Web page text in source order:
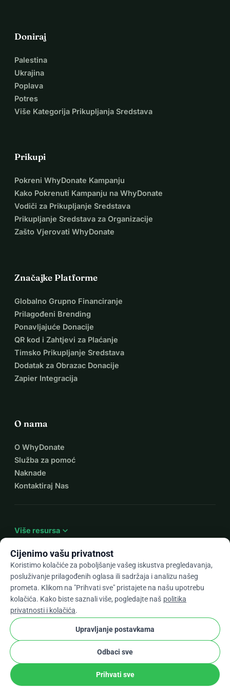
Doniraj
Palestina
Ukrajina
Poplava
Potres
Više Kategorija Prikupljanja Sredstava
Prikupi
Pokreni WhyDonate Kampanju
Kako Pokrenuti Kampanju na WhyDonate
Vodiči za Prikupljanje Sredstava
Prikupljanje Sredstava za Organizacije
Zašto Vjerovati WhyDonate
Značajke Platforme
Globalno Grupno Financiranje
Prilagođeni Brending
Ponavljajuće Donacije
QR kod i Zahtjevi za Plaćanje
Timsko Prikupljanje Sredstava
Dodatak za Obrazac Donacije
Zapier Integracija
O nama
O WhyDonate
Služba za pomoć
Naknade
Kontaktiraj Nas
Više resursa expand_more
Hr arrow_drop_down
★★★★★4,9 / 5 na temelju 500+ recenzija
WhyDonatePrivatnost i kolačići
Uvjeti i odredbe
stripe checkProvjereni Partner
Cijenimo vašu privatnost
Koristimo kolačiće za poboljšanje vašeg iskustva pregledavanja,
posluživanje prilagođenih oglasa ili sadržaja i analizu našeg
prometa. Klikom na "Prihvati sve" pristajete na našu upotrebu
kolačića. Kako biste saznali više, pogledajte naš politika
privatnosti i kolačića.
Upravljanje postavkama
Odbaci sve
Prihvati sve